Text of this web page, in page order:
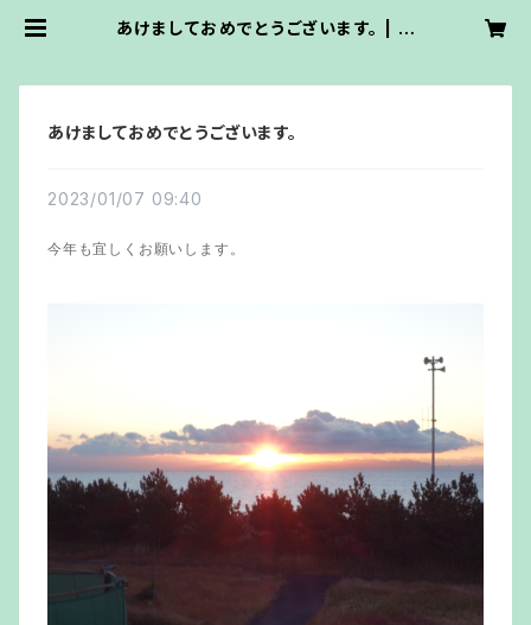
あけましておめでとうございます。 | ワ
あけましておめでとうございます。
2023/01/07 09:40
今年も宜しくお願いします。